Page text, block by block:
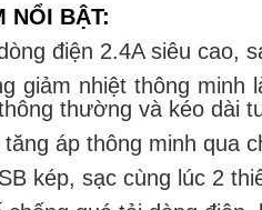
NỔI BẬT:
điện 2.4A siêu cao,
giảm nhiệt thông
thường và kéo dài
áp thông minh qua
kép, sạc cùng lúc 2